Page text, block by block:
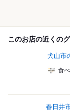
このお店の近くの
犬山市
食
春日井